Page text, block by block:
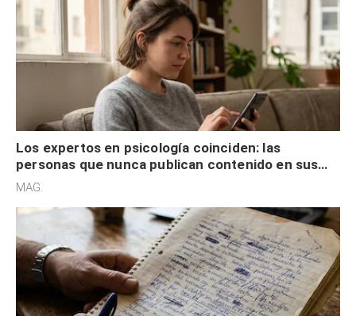
Los expertos en psicología coinciden: las
personas que nunca publican contenido en sus
redes sociales no pretenden buscar validación
MAG.